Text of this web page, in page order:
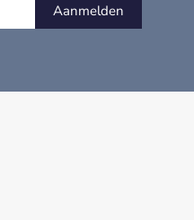
Aanmelden